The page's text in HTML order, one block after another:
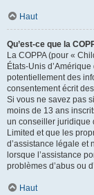
Haut
Qu’est-ce que la
La COPPA (pour «
États-Unis
potentiellement des
consentement écrit
Si vous ne savez pas
moins de 13 ans
un conseiller juridique
Limited et que les
d’assistance légale et
lorsque l’assistance
problèmes d’abus ou
Haut